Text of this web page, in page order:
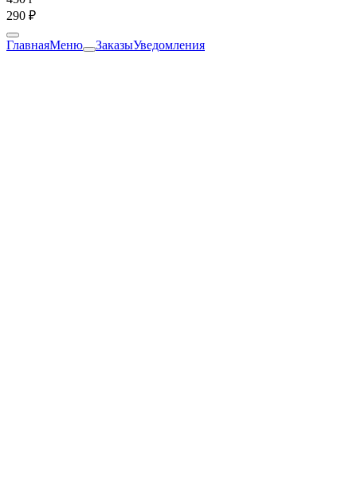
290 ₽
ГлавнаяМеню ЗаказыУведомления